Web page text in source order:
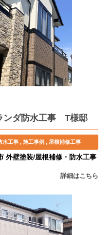
ンダ防水工事 T様邸
水工事 施工事例 屋根補修工事
壁塗装/屋根補修・防水工事
詳細はこちら